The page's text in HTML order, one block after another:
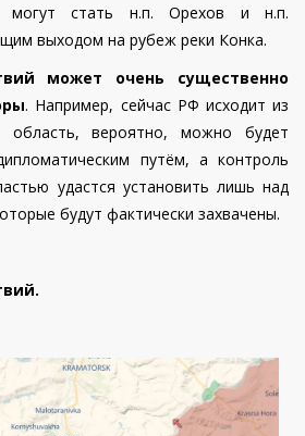
могут стать н.п. Орехов и н.п.
выходом на рубеж реки Конка.
может очень существенно
. Например, сейчас РФ исходит из
область, вероятно, можно будет
путём, а контроль
удастся установить лишь над
будут фактически захвачены.